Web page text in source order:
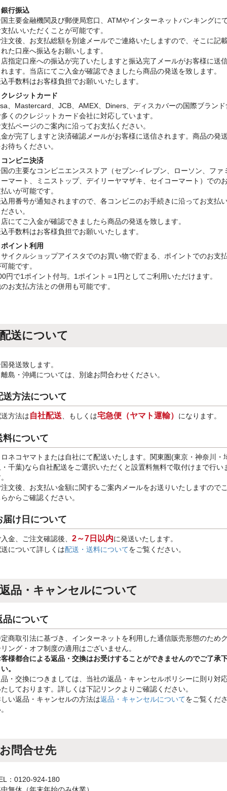
行振込
主要金融機関及び郵便局窓口、ATMやインターネットバンキングに
払いいただくことが可能です。
文後、お支払総額を別途メールでご連絡いたしますので、そこに記
た口座へ振込をお願いします。
指定口座への振込が完了いたしますと振込完了メールがお客様に送
ます。当店にてご入金が確認できましたら商品の発送を致します。
手数料はお客様負担でお願いいたします。
レジットカード
、Mastercard、JCB、AMEX、Diners、ディスカバーの国際ブランド
くのクレジットカード会社に対応しています。
払ページのご案内に沿ってお支払ください。
が完了しますと決済確認メールがお客様に送信されます。商品の発
待ちください。
ンビニ決済
の主要なコンビニエンスストア（セブン-イレブン、ローソン、ファ
マート、ミニストップ、デイリーヤマザキ、セイコーマート）での
いが可能です。
用番号が通知されますので、各コンビニのお手続きに沿ってお支払
さい。
にてご入金が確認できましたら商品の発送を致します。
手数料はお客様負担でお願いいたします。
イント利用
イクルショップアイスタでのお買い物で貯まる、ポイントでのお支
能です。
円で1ポイント付与。1ポイント＝1円としてご利用いただけます。
お支払方法との併用も可能です。
配送について
発送致します。
島・沖縄については、別途お問合わせください。
送方法について
方法は自社配送、もしくは宅急便（ヤマト運輸） になります。
料について
ネコヤマトまたは自社にて配送いたします。関東圏(東京・神奈川・
千葉)なら自社配送をご選択いただくと設置料無料で取付けまで行い
文後、お支払い金額に関するご案内メールをお送りいたしますので
からご確認ください。
届け日について
金、ご注文確認後、 2～7日以内に発送いたします。
について詳しくは配送・送料についてをご覧ください。
返品・キャンセルについて
品について
商取引法に基づき、インターネットを利用した通信販売形態のため
ング・オフ制度の適用はございません。
様都合による返品・交換はお受けすることができませんのでご了承
。
・交換につきましては、当社の返品・キャンセルポリシーに則り対
しております。詳しくは下記リンクよりご確認ください。
い返品・キャンセルの方法は返品・キャンセルについてをご覧くだ
お問合せ先
：0120-924-180